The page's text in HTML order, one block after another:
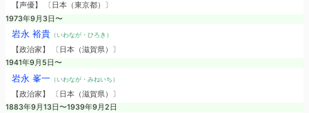
【声優】 〔日本（東京都）〕
1973年9月3日〜
岩永 裕貴（いわなが・ひろき）
【政治家】 〔日本（滋賀県）〕
1941年9月5日〜
岩永 峯一（いわなが・みねいち）
【政治家】 〔日本（滋賀県）〕
1883年9月13日〜1939年9月2日